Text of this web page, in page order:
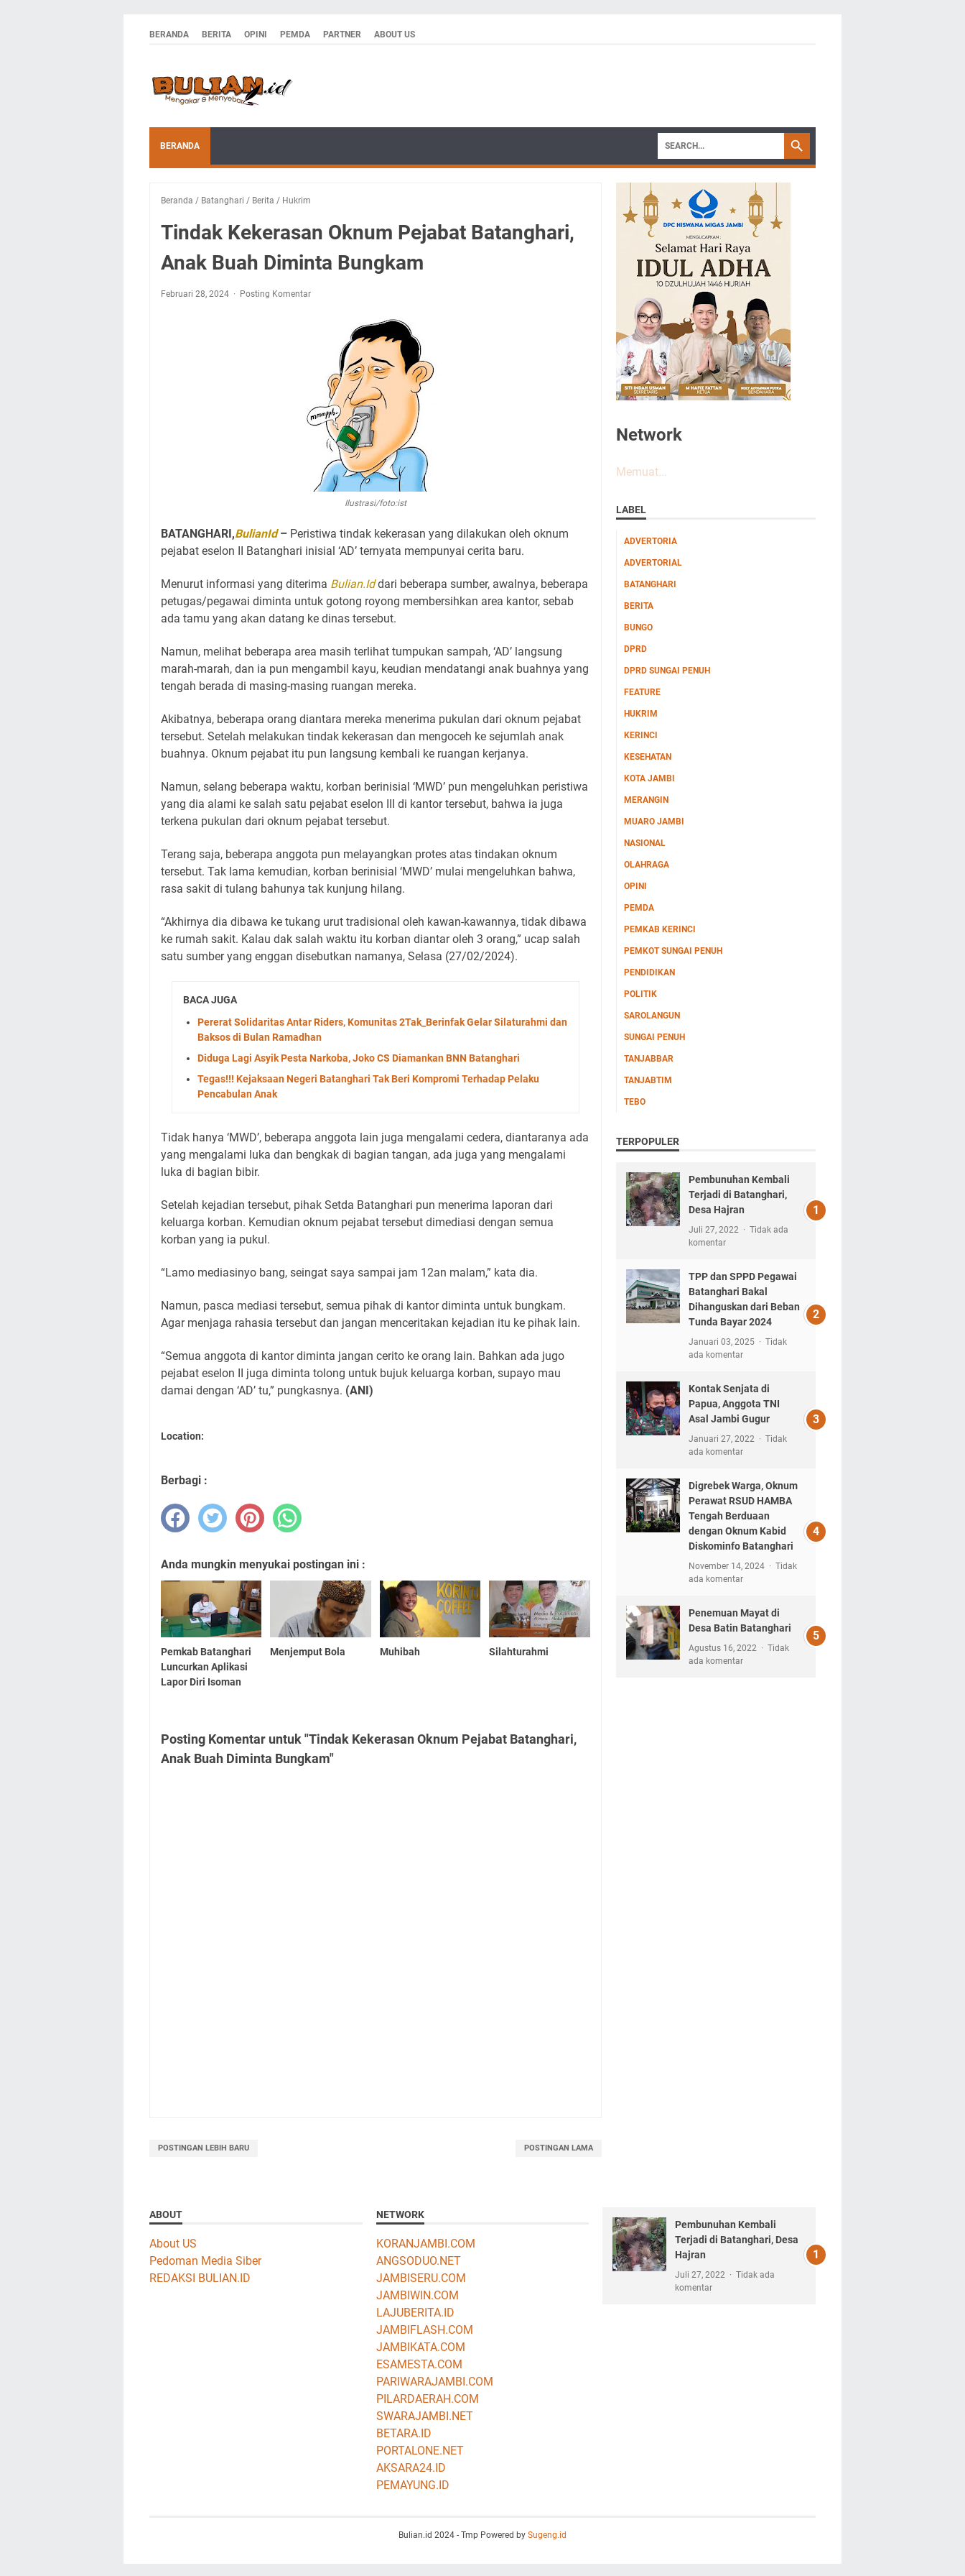
BERANDA BERITA OPINI PEMDA PARTNER ABOUT US
BERANDA
Beranda / Batanghari / Berita / Hukrim
Tindak Kekerasan Oknum Pejabat Batanghari,
Anak Buah Diminta Bungkam
Februari 28, 2024 Posting Komentar
Ilustrasi/foto:ist
BATANGHARI,BulianId– Peristiwa tindak kekerasan yang dilakukan oleh oknum
pejabat eselon II Batanghari inisial ‘AD’ ternyata mempunyai cerita baru.
Menurut informasi yang diterima Bulian.Iddari beberapa sumber, awalnya, beberapa
petugas/pegawai diminta untuk gotong royong membersihkan area kantor, sebab
ada tamu yang akan datang ke dinas tersebut.
Namun, melihat beberapa area masih terlihat tumpukan sampah, ‘AD’ langsung
marah-marah, dan ia pun mengambil kayu, keudian mendatangi anak buahnya yang
tengah berada di masing-masing ruangan mereka.
Akibatnya, beberapa orang diantara mereka menerima pukulan dari oknum pejabat
tersebut. Setelah melakukan tindak kekerasan dan mengoceh ke sejumlah anak
buahnya. Oknum pejabat itu pun langsung kembali ke ruangan kerjanya.
Namun, selang beberapa waktu, korban berinisial ‘MWD’ pun mengeluhkan peristiwa
yang dia alami ke salah satu pejabat eselon III di kantor tersebut, bahwa ia juga
terkena pukulan dari oknum pejabat tersebut.
Terang saja, beberapa anggota pun melayangkan protes atas tindakan oknum
tersebut. Tak lama kemudian, korban berinisial ‘MWD’ mulai mengeluhkan bahwa,
rasa sakit di tulang bahunya tak kunjung hilang.
“Akhirnya dia dibawa ke tukang urut tradisional oleh kawan-kawannya, tidak dibawa
ke rumah sakit. Kalau dak salah waktu itu korban diantar oleh 3 orang,” ucap salah
satu sumber yang enggan disebutkan namanya, Selasa (27/02/2024).
BACA JUGA
Pererat Solidaritas Antar Riders, Komunitas 2Tak_Berinfak Gelar Silaturahmi dan
Baksos di Bulan Ramadhan
Diduga Lagi Asyik Pesta Narkoba, Joko CS Diamankan BNN Batanghari
Tegas!!! Kejaksaan Negeri Batanghari Tak Beri Kompromi Terhadap Pelaku
Pencabulan Anak
Tidak hanya ‘MWD’, beberapa anggota lain juga mengalami cedera, diantaranya ada
yang mengalami luka dan bengkak di bagian tangan, ada juga yang mengalami
luka di bagian bibir.
Setelah kejadian tersebut, pihak Setda Batanghari pun menerima laporan dari
keluarga korban. Kemudian oknum pejabat tersebut dimediasi dengan semua
korban yang ia pukul.
“Lamo mediasinyo bang, seingat saya sampai jam 12an malam,” kata dia.
Namun, pasca mediasi tersebut, semua pihak di kantor diminta untuk bungkam.
Agar menjaga rahasia tersebut dan jangan menceritakan kejadian itu ke pihak lain.
“Semua anggota di kantor diminta jangan cerito ke orang lain. Bahkan ada jugo
pejabat eselon II juga diminta tolong untuk bujuk keluarga korban, supayo mau
damai dengan ‘AD’ tu,” pungkasnya. (ANI)
Location:
Berbagi :
Anda mungkin menyukai postingan ini :
Pemkab Batanghari
Luncurkan Aplikasi
Lapor Diri Isoman
Menjemput Bola Muhibah Silahturahmi
Posting Komentar untuk "Tindak Kekerasan Oknum Pejabat Batanghari,
Anak Buah Diminta Bungkam"
POSTINGAN LEBIH BARU POSTINGAN LAMA
Network
Memuat...
LABEL
ADVERTORIA
ADVERTORIAL
BATANGHARI
BERITA
BUNGO
DPRD
DPRD SUNGAI PENUH
FEATURE
HUKRIM
KERINCI
KESEHATAN
KOTA JAMBI
MERANGIN
MUARO JAMBI
NASIONAL
OLAHRAGA
OPINI
PEMDA
PEMKAB KERINCI
PEMKOT SUNGAI PENUH
PENDIDIKAN
POLITIK
SAROLANGUN
SUNGAI PENUH
TANJABBAR
TANJABTIM
TEBO
TERPOPULER
Pembunuhan Kembali
Terjadi di Batanghari,
Desa Hajran
Juli 27, 2022
Tidak ada
komentar
TPP dan SPPD Pegawai
Batanghari Bakal
Dihanguskan dari Beban
Tunda Bayar 2024
Januari 03, 2025
Tidak
ada komentar
Kontak Senjata di
Papua, Anggota TNI
Asal Jambi Gugur
Januari 27, 2022
Tidak
ada komentar
Digrebek Warga, Oknum
Perawat RSUD HAMBA
Tengah Berduaan
dengan Oknum Kabid
Diskominfo Batanghari
November 14, 2024
Tidak
ada komentar
Penemuan Mayat di
Desa Batin Batanghari
Agustus 16, 2022
Tidak
ada komentar
ABOUT
About US
Pedoman Media Siber
REDAKSI BULIAN.ID
NETWORK
KORANJAMBI.COM
ANGSODUO.NET
JAMBISERU.COM
JAMBIWIN.COM
LAJUBERITA.ID
JAMBIFLASH.COM
JAMBIKATA.COM
ESAMESTA.COM
PARIWARAJAMBI.COM
PILARDAERAH.COM
SWARAJAMBI.NET
BETARA.ID
PORTALONE.NET
AKSARA24.ID
PEMAYUNG.ID
Pembunuhan Kembali
Terjadi di Batanghari, Desa
Hajran
Juli 27, 2022
Tidak ada
komentar
Bulian.id 2024 - Tmp Powered by Sugeng.id